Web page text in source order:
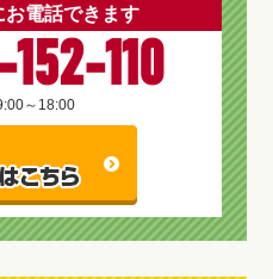
お電話できます
110
～18:00